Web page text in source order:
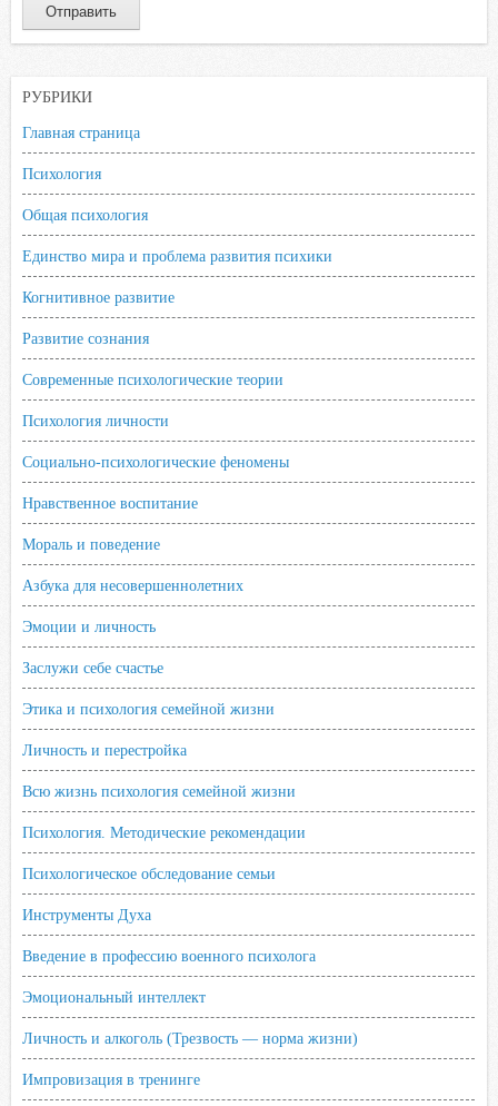
РУБРИКИ
Главная страница
Психология
Общая психология
Единство мира и проблема развития психики
Когнитивное развитие
Развитие сознания
Современные психологические теории
Психология личности
Социально-психологические феномены
Нравственное воспитание
Мораль и поведение
Азбука для несовершеннолетних
Эмоции и личность
Заслужи себе счастье
Этика и психология семейной жизни
Личность и перестройка
Всю жизнь психология семейной жизни
Психология. Методические рекомендации
Психологическое обследование семьи
Инструменты Духа
Введение в профессию военного психолога
Эмоциональный интеллект
Личность и алкоголь (Трезвость — норма жизни)
Импровизация в тренинге